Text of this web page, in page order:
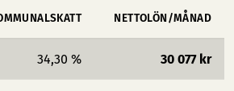
NETTOLÖN/MÅNAD
34,30 % 30 077 kr